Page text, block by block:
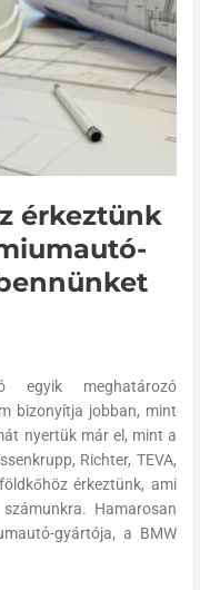
érkeztünk
meghatározó
bizonyítja jobban, mint
nyertük már el, mint a
Richter, TEVA,
érkeztünk, ami
Hamarosan
gyártója, a BMW